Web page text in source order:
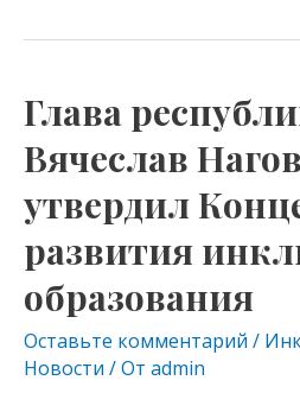
Глава
Вячеслав
утвердил
развития
образования
Оставьте комментарий /
Новости / От admin
Глава
республики
Бурятии
Вячеслав
Наговицын
утвердил
Концепцию
инклюзивного